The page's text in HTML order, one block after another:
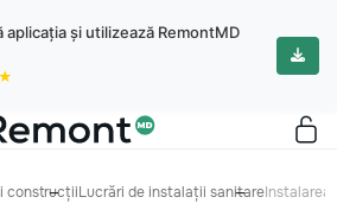
aplicația și utilizează RemontMD
construcțiiLucrări de instalații sanitareInstalarea